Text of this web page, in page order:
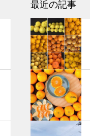
最近の記事